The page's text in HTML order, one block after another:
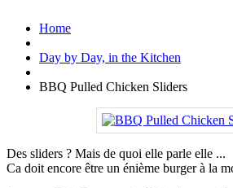
Home
Day by Day, in the Kitchen
BBQ Pulled Chicken Sliders
Des sliders ? Mais de quoi elle parle elle ...
Ca doit encore être un énième burger à la